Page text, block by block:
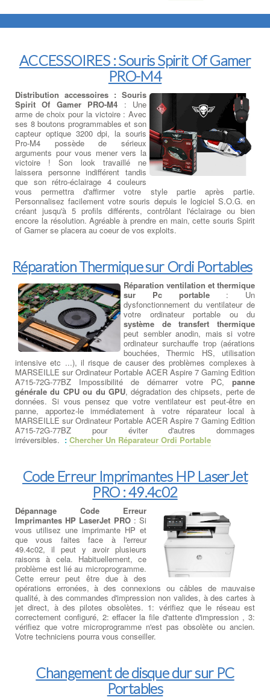
ACCESSOIRES : Souris Spirit Of Gamer
PRO-M4
Distribution accessoires : Souris
Spirit Of Gamer PRO-M4 : Une
arme de choix pour la victoire : Avec
ses 8 boutons programmables et son
capteur optique 3200 dpi, la souris
Pro-M4 possède de sérieux
arguments pour vous mener vers la
victoire ! Son look travaillé ne
laissera personne indifférent tandis
que son rétro-éclairage 4 couleurs
vous permettra d'affirmer votre style partie après partie.
Personnalisez facilement votre souris depuis le logiciel S.O.G. en
créant jusqu'à 5 profils différents, contrôlant l'éclairage ou bien
encore la résolution. Agréable à prendre en main, cette souris Spirit
of Gamer se placera au coeur de vos exploits.
Réparation Thermique sur Ordi Portables
Réparation ventilation et thermique
sur Pc portable: Un
dysfonctionnement du ventilateur de
votre ordinateur portable ou du
système de transfert thermique
peut sembler anodin, mais si votre
ordinateur surchauffe trop (aérations
bouchées, Thermic HS, utilisation
intensive etc ...), il risque de causer des problèmes complexes à
MARSEILLE sur Ordinateur Portable ACER Aspire 7 Gaming Edition
A715-72G-77BZ Impossibilité de démarrer votre PC, panne
générale du CPU ou du GPU, dégradation des chipsets, perte de
données. Si vous pensez que votre ventilateur est peut-être en
panne, apportez-le immédiatement à votre réparateur local à
MARSEILLE sur Ordinateur Portable ACER Aspire 7 Gaming Edition
A715-72G-77BZ pour éviter d'autres dommages
irréversibles. : Chercher Un Réparateur Ordi Portable
Code Erreur Imprimantes HP LaserJet
PRO : 49.4c02
Dépannage Code Erreur
Imprimantes HP LaserJet PRO: Si
vous utilisez une imprimante HP et
que vous faites face à l'erreur
49.4c02, il peut y avoir plusieurs
raisons à cela. Habituellement, ce
problème est lié au microprogramme.
Cette erreur peut être due à des
opérations erronées, à des connexions ou câbles de mauvaise
qualité, à des commandes d'impression non valides, à des cartes à
jet direct, à des pilotes obsolètes. 1: vérifiez que le réseau est
correctement configuré, 2: effacer la file d'attente d'impression , 3:
vérifiez que votre microprogramme n'est pas obsolète ou ancien.
Votre techniciens pourra vous conseiller.
Changement de disque dur sur PC
Portables